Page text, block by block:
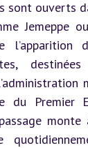
sont ouverts
Jemeppe
l’apparition
du Premier